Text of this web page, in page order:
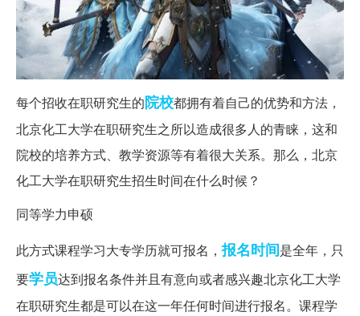
每个招收在职研究生的院校都拥有着自己的优势和方法，
北京化工大学在职研究生之所以造成很多人的青睐，这和
院校的培养方式、教学资源等有着很大关系。那么，北京
化工大学在职研究生招生时间在什么时候？
同等学力申硕
此方式课程学习大专学历就可报名，报名时间是全年，只
要学员达到报名条件并且有意向或者感兴趣北京化工大学
在职研究生都是可以在这一年任何时间进行报名。课程学